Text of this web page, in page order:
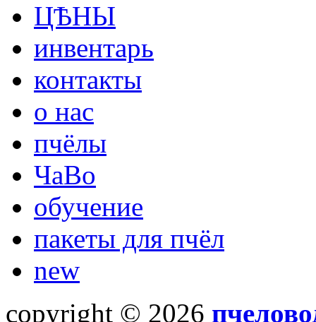
ЦѢНЫ
инвентарь
контакты
о нас
пчёлы
ЧаВо
обучение
пакеты для пчёл
new
copyright © 2026